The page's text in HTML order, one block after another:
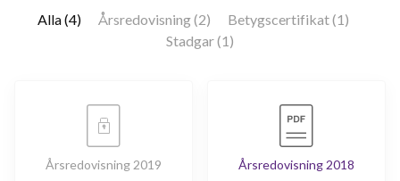
8
Alla (4)
Årsredovisning (2)
Betygscertifikat (1)
Stadgar (1)
Årsredovisning 2019 Årsredovisning 2018